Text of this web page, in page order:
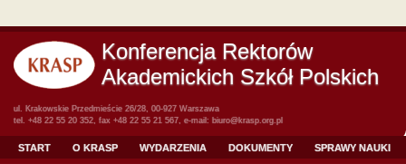
Konferencja Rektorów
Akademickich Szkół Polskich
ul. Krakowskie Przedmieście 26/28, 00-927 Warszawa
tel. +48 22 55 20 352, fax +48 22 55 21 567, e-mail: biuro@krasp.org.pl
START O KRASP WYDARZENIA DOKUMENTY SPRAWY NAUKI